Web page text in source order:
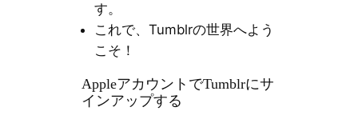
す。
これで、Tumblrの世界へよう
こそ！
AppleアカウントでTumblrにサ
インアップする